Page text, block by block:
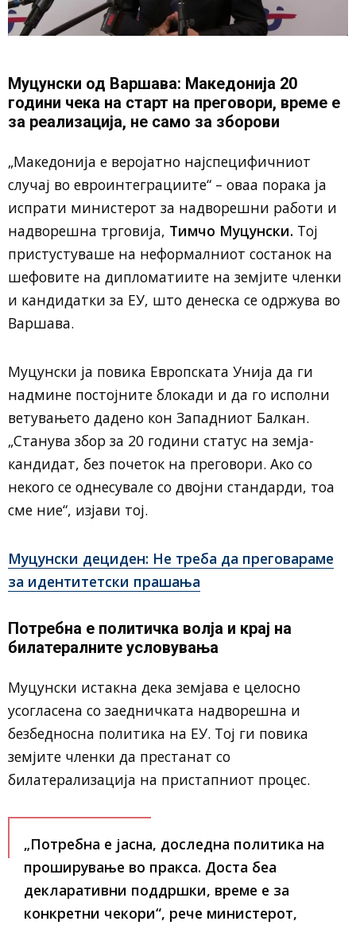
Муцунски од Варшава: Македонија 20
години чека на старт на преговори, време е
за реализација, не само за зборови
„Македонија е веројатно најспецифичниот
случај во евроинтеграциите“ – оваа порака ја
испрати министерот за надворешни работи и
надворешна трговија, Тимчо Муцунски. Тој
пристустуваше на неформалниот состанок на
шефовите на дипломатиите на земјите членки
и кандидатки за ЕУ, што денеска се одржува во
Варшава.
Муцунски ја повика Европската Унија да ги
надмине постојните блокади и да го исполни
ветувањето дадено кон Западниот Балкан.
„Станува збор за 20 години статус на земја-
кандидат, без почеток на преговори. Ако со
некого се однесувале со двојни стандарди, тоа
сме ние“, изјави тој.
Муцунски дециден: Не треба да преговараме
за идентитетски прашања
Потребна е политичка волја и крај на
билатералните условувања
Муцунски истакна дека земјава е целосно
усогласена со заедничката надворешна и
безбедносна политика на ЕУ. Тој ги повика
земјите членки да престанат со
билатерализација на пристапниот процес.
„Потребна е јасна, доследна политика на
проширување во пракса. Доста беа
декларативни поддршки, време е за
конкретни чекори“, рече министерот,